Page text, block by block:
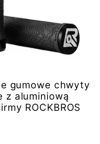
gumowe chwyty
z aluminiową
ROCKBROS